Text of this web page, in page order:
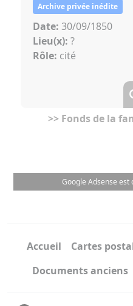
Archive privée inédite
Date: 30/09/1850
Lieu(x): ?
Rôle: cité
>> Fonds de la
Google Adsense est
Accueil
Cartes
Documents anciens